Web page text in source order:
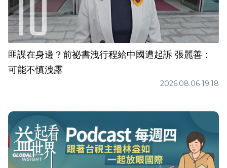
匪諜在身邊？前祕書洩行程給中國遭起訴 張麗善：
可能不慎洩露
2026.08.06 19:18